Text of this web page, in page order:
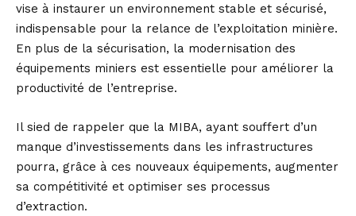
vise à instaurer un environnement stable et sécurisé,
indispensable pour la relance de l’exploitation minière.
En plus de la sécurisation, la modernisation des
équipements miniers est essentielle pour améliorer la
productivité de l’entreprise.
Il sied de rappeler que la MIBA, ayant souffert d’un
manque d’investissements dans les infrastructures
pourra, grâce à ces nouveaux équipements, augmenter
sa compétitivité et optimiser ses processus
d’extraction.